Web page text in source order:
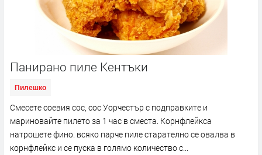
Панирано пиле Кентъки
Пилешко
Смесете соевия сос, сос Уорчестър с подправките и
мариновайте пилето за 1 час в сместа. Корнфлейкса
натрошете фино. всяко парче пиле старателно се овалва в
корнфлейкс и се пуска в голямо количество с...